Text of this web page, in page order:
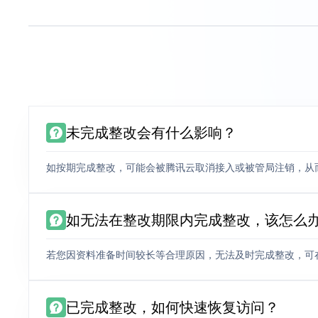
未完成整改会有什么影响？
如按期完成整改，可能会被腾讯云取消接入或被管局注销，
如无法在整改期限内完成整改，该怎么
若您因资料准备时间较长等合理原因，无法及时完成整改，
已完成整改，如何快速恢复访问？